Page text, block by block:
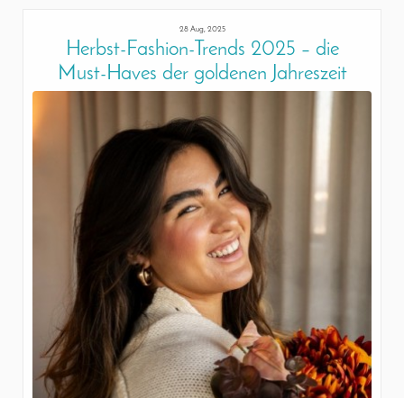
28 Aug, 2025
Herbst-Fashion-Trends 2025 – die
Must-Haves der goldenen Jahreszeit